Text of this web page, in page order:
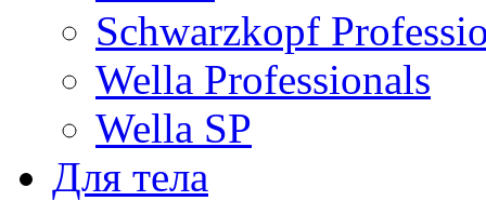
Schwarzkopf
Wella Professionals
Wella SP
Для тела